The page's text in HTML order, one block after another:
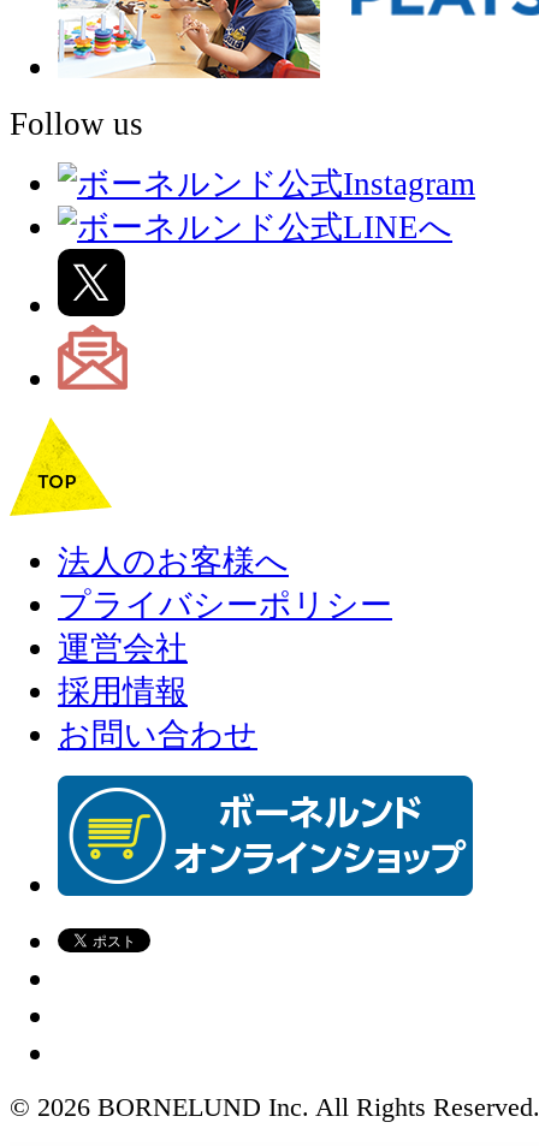
Follow us
法人のお客様へ
プライバシーポリシー
運営会社
採用情報
お問い合わせ
© 2026 BORNELUND Inc. All Rights Reserved.